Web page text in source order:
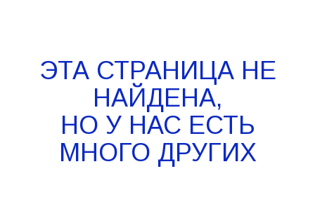
ЭТА СТРАНИЦА НЕ
НАЙДЕНА,
НО У НАС ЕСТЬ
МНОГО ДРУГИХ